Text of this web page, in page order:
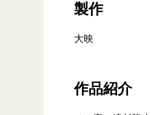
製作
大映
作品紹介